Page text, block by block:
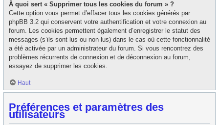
À quoi sert « Supprimer tous les cookies du forum » ?
Cette option vous permet d’effacer tous les cookies générés par
phpBB 3.2 qui conservent votre authentification et votre connexion au
forum. Les cookies permettent également d’enregistrer le statut des
messages (s’ils sont lus ou non lus) dans le cas où cette fonctionnalité
a été activée par un administrateur du forum. Si vous rencontrez des
problèmes récurrents de connexion et de déconnexion au forum,
essayez de supprimer les cookies.
Haut
Préférences et paramètres des
utilisateurs